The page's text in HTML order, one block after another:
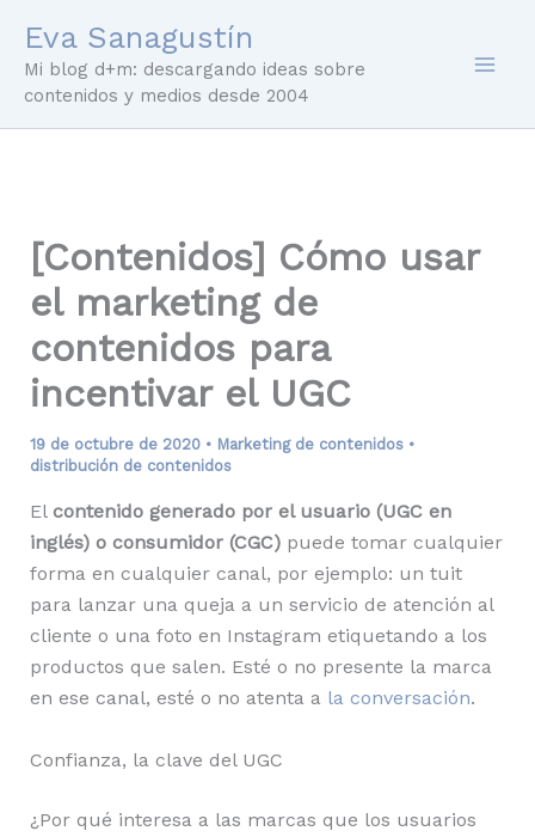
contenido
Eva Sanagustín
Mi blog d+m: descargando ideas sobre
contenidos y medios desde 2004
[Contenidos] Cómo usar
el marketing de
contenidos para
incentivar el UGC
19 de octubre de 2020 • Marketing de contenidos•
distribución de contenidos
El contenido generado por el usuario (UGC en
inglés) o consumidor (CGC)puede tomar cualquier
forma en cualquier canal, por ejemplo: un tuit
para lanzar una queja a un servicio de atención al
cliente o una foto en Instagram etiquetando a los
productos que salen. Esté o no presente la marca
en ese canal, esté o no atenta a la conversación.
Confianza, la clave del UGC
¿Por qué interesa a las marcas que los usuarios